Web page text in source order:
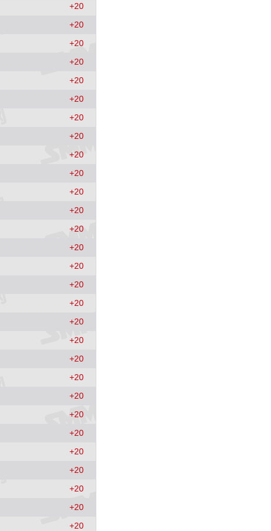
+20
+20
+20
+20
+20
+20
+20
+20
+20
+20
+20
+20
+20
+20
+20
+20
+20
+20
+20
+20
+20
+20
+20
+20
+20
+20
+20
+20
+20